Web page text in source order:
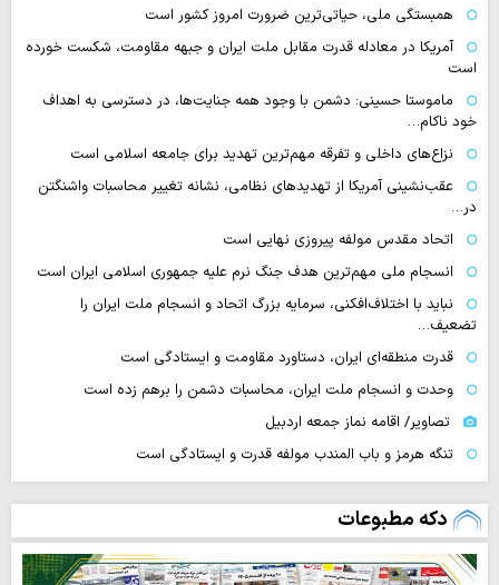
همبستگی ملی، حیاتی‌ترین ضرورت امروز کشور است
آمریکا در معادله قدرت مقابل ملت ایران و جبهه مقاومت، شکست خورده
است
ماموستا حسینی: دشمن با وجود همه جنایت‌ها، در دسترسی به اهداف
خود ناکام…
نزاع‌های داخلی و تفرقه مهم‌ترین تهدید برای جامعه اسلامی است
عقب‌نشینی آمریکا از تهدیدهای نظامی، نشانه تغییر محاسبات واشنگتن
در…
اتحاد مقدس مولفه پیروزی نهایی است
انسجام ملی مهم‌ترین هدف جنگ نرم علیه جمهوری اسلامی ایران است
نباید با اختلاف‌افکنی، سرمایه بزرگ اتحاد و انسجام ملت ایران را
تضعیف…
قدرت منطقه‌ای ایران، دستاورد مقاومت و ایستادگی است
وحدت و انسجام ملت ایران، محاسبات دشمن را برهم زده است
تصاویر/ اقامه نماز جمعه اردبیل
تنگه‌ هرمز و باب المندب مولفه قدرت و ایستادگی است
دکه مطبوعات